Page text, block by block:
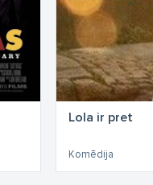
Lola ir pret
Komēdija